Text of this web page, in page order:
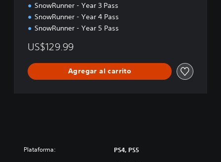
SnowRunner - Year 3 Pass
SnowRunner - Year 4 Pass
SnowRunner - Year 5 Pass
US$129.99
Agregar al carrito
Plataforma: PS4, PS5